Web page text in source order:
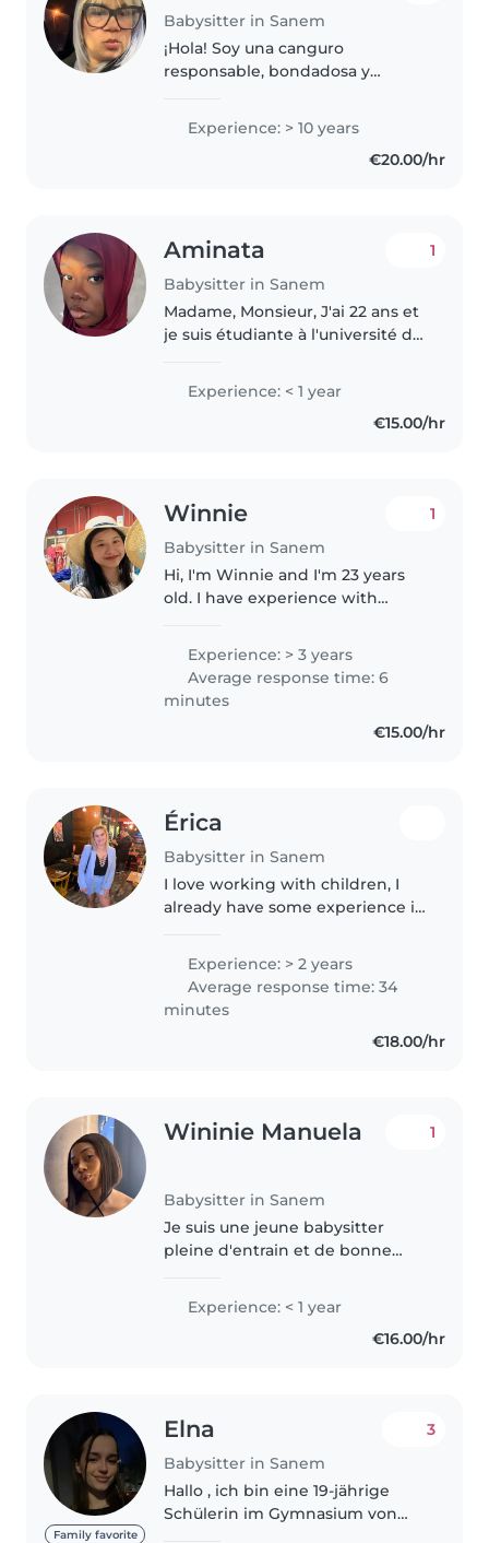
Babysitter in Sanem
¡Hola! Soy una canguro
responsable, bondadosa y
experiencia cuidando niños de
todas las edades. Me encanta
dibujar, leer, hacer manualidades
Experience: > 10 years
€20.00/hr
Aminata
Babysitter in Sanem
1
Madame, Monsieur, J'ai 22 ans et
je suis étudiante à l'université du
sage femme et suis
actuellement à la recherche d'un
emploi à temps partielle. Et suis..
Experience: < 1 year
€15.00/hr
Winnie
Babysitter in Sanem
1
Hi, I'm Winnie and I'm 23 years
old. I have experience with
Teenager. I like to give the
children a happy atmosphere
and fun time If you have any..
Experience: > 3 years
Average response time: 6
minutes
€15.00/hr
Érica
Babysitter in Sanem
I love working with children, I
already have some experience in
teacher. I am a person full of
energy and you can contact..
Experience: > 2 years
Average response time: 34
minutes
€18.00/hr
Wininie Manuela
Babysitter in Sanem
1
Je suis une jeune babysitter
pleine d'entrain et de bonne
encore beaucoup d'expérience,
je suis très responsable et sais
créer une ambiance calme et
Experience: < 1 year
€16.00/hr
Family favorite
Elna
Babysitter in Sanem
3
Hallo , ich bin eine 19-jährige
Schülerin im Gymnasium von